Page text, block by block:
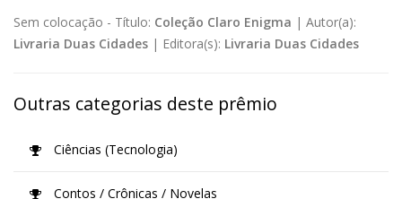
Sem colocação - Título: Coleção Claro Enigma | Autor(a):
Livraria Duas Cidades | Editora(s): Livraria Duas Cidades
Outras categorias deste prêmio
Ciências (Tecnologia)
Contos / Crônicas / Novelas